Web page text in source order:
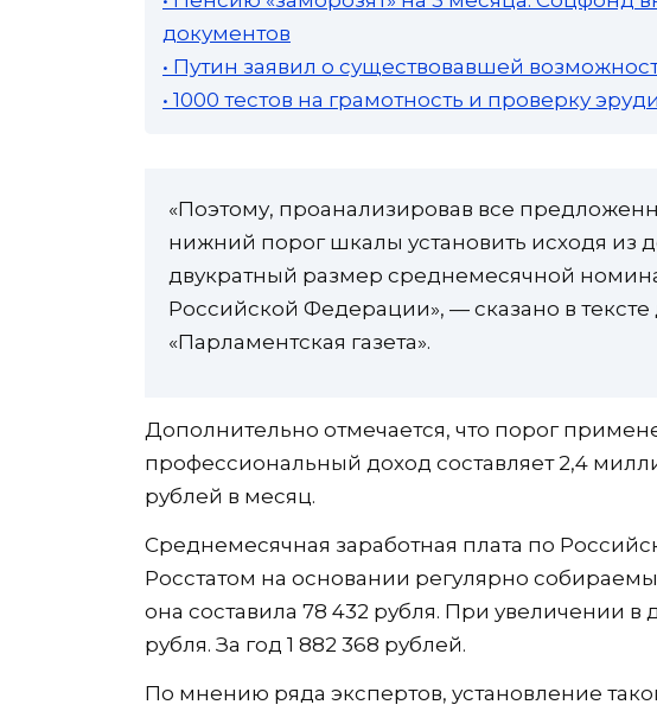
документов
• Путин заявил о существовавшей
• 1000 тестов на грамотность и проверку
«Поэтому, проанализировав все
нижний порог шкалы установить исходя из
двукратный размер среднемесячной
Российской Федерации», — сказано в тексте
«Парламентская газета».
Дополнительно отмечается, что порог
профессиональный доход составляет 2,4
рублей в месяц.
Среднемесячная заработная плата по
Росстатом на основании регулярно
она составила 78 432 рубля. При увеличении в
рубля. За год 1 882 368 рублей.
По мнению ряда экспертов, установление